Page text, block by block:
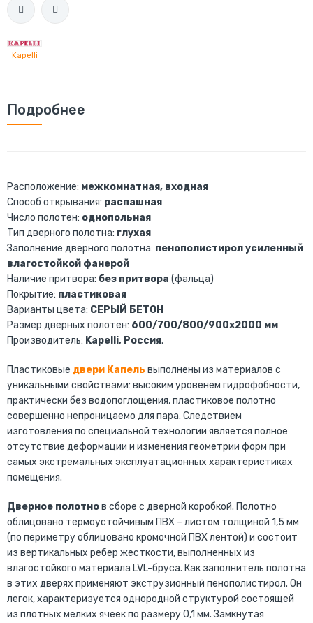
Kapelli
Подробнее
Расположение: межкомнатная, входная
Способ открывания: распашная
Число полотен: однопольная
Тип дверного полотна: глухая
Заполнение дверного полотна: пенополистирол усиленный
влагостойкой фанерой
Наличие притвора: без притвора (фальца)
Покрытие: пластиковая
Варианты цвета: СЕРЫЙ БЕТОН
Размер дверных полотен: 600/700/800/900х2000 мм
Производитель: Kapelli, Россия.
Пластиковые двери Капель выполнены из материалов с
уникальными свойствами: высоким уровенем гидрофобности,
практически без водопоглощения, пластиковое полотно
совершенно непроницаемо для пара. Следствием
изготовления по специальной технологии является полное
отсутствие деформации и изменения геометрии форм при
самых экстремальных эксплуатационных характеристиках
помещения.
Дверное полотнов сборе с дверной коробкой. Полотно
облицовано термоустойчивым ПВХ – листом толщиной 1,5 мм
(по периметру облицовано кромочной ПВХ лентой) и состоит
из вертикальных ребер жесткости, выполненных из
влагостойкого материала LVL-бруса. Как заполнитель полотна
в этих дверях применяют экструзионный пенополистирол. Он
легок, характеризуется однородной структурой состоящей
из плотных мелких ячеек по размеру 0,1 мм. Замкнутая